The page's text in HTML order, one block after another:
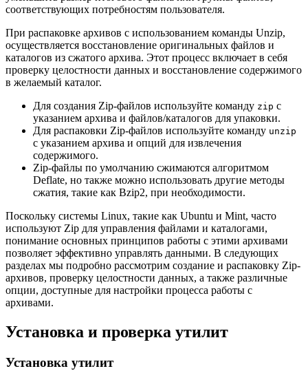
соответствующих потребностям пользователя.
При распаковке архивов с использованием команды Unzip,
осуществляется восстановление оригинальных файлов и
каталогов из сжатого архива. Этот процесс включает в себя
проверку целостности данных и восстановление содержимого
в желаемый каталог.
Для создания Zip-файлов используйте команду zip с
указанием архива и файлов/каталогов для упаковки.
Для распаковки Zip-файлов используйте команду unzip
с указанием архива и опций для извлечения
содержимого.
Zip-файлы по умолчанию сжимаются алгоритмом
Deflate, но также можно использовать другие методы
сжатия, такие как Bzip2, при необходимости.
Поскольку системы Linux, такие как Ubuntu и Mint, часто
используют Zip для управления файлами и каталогами,
понимание основных принципов работы с этими архивами
позволяет эффективно управлять данными. В следующих
разделах мы подробно рассмотрим создание и распаковку Zip-
архивов, проверку целостности данных, а также различные
опции, доступные для настройки процесса работы с
архивами.
Установка и проверка утилит
Установка утилит